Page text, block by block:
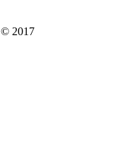
© 2017